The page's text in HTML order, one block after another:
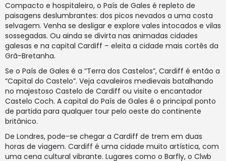
Compacto e hospitaleiro, o País de Gales é repleto de
paisagens deslumbrantes: dos picos nevados a uma costa
selvagem. Venha se desligar e explore vales intocados e vilas
sossegadas. Ou ainda se divirta nas animadas cidades
galesas e na capital Cardiff – eleita a cidade mais cortês da
Grã-Bretanha.
Se o País de Gales é a “Terra dos Castelos”, Cardiff é então a
“Capital do Castelo”. Veja cavaleiros medievais batalhando
no majestoso Castelo de Cardiff ou visite o encantador
Castelo Coch. A capital do País de Gales é o principal ponto
de partida para qualquer tour pelo oeste do continente
britânico.
De Londres, pode-se chegar a Cardiff de trem em duas
horas de viagem. Cardiff é uma cidade muito artística, com
uma cena cultural vibrante. Lugares como o Barfly, o Clwb